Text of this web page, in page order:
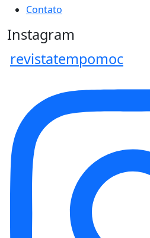
Contato
Instagram
revistatempomoc